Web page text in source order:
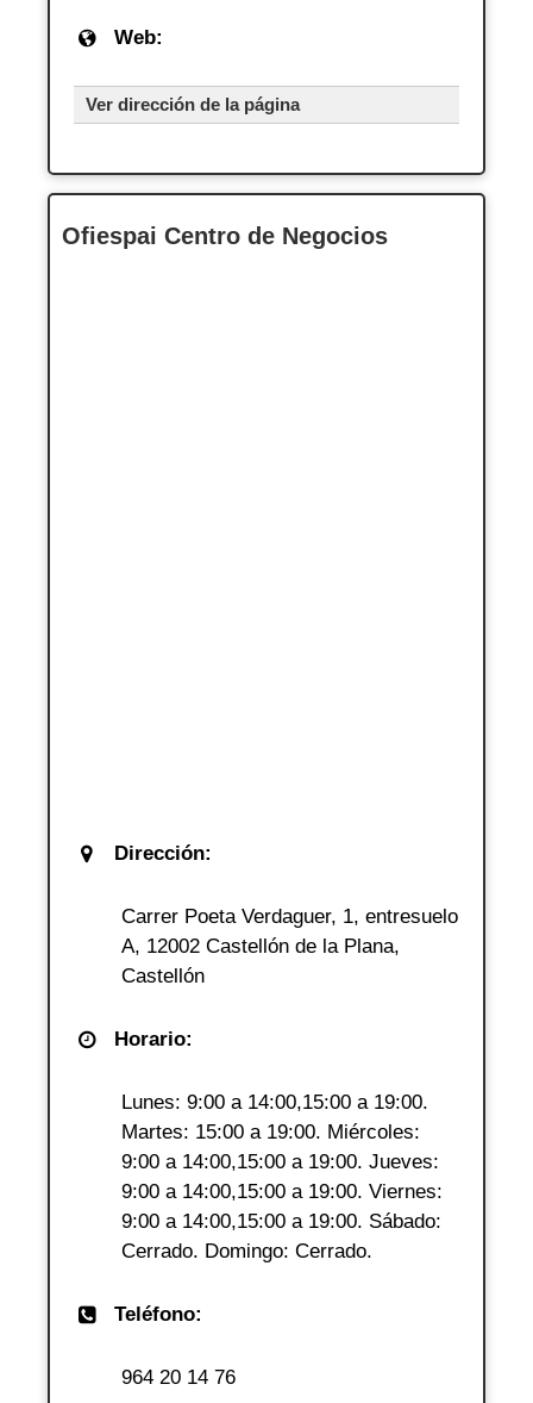
Web:
Ver dirección de la página
Ofiespai Centro de Negocios
Dirección:
Carrer Poeta Verdaguer, 1, entresuelo
A, 12002 Castellón de la Plana,
Castellón
Horario:
Lunes: 9:00 a 14:00,15:00 a 19:00.
Martes: 15:00 a 19:00. Miércoles:
9:00 a 14:00,15:00 a 19:00. Jueves:
9:00 a 14:00,15:00 a 19:00. Viernes:
9:00 a 14:00,15:00 a 19:00. Sábado:
Cerrado. Domingo: Cerrado.
Teléfono:
964 20 14 76